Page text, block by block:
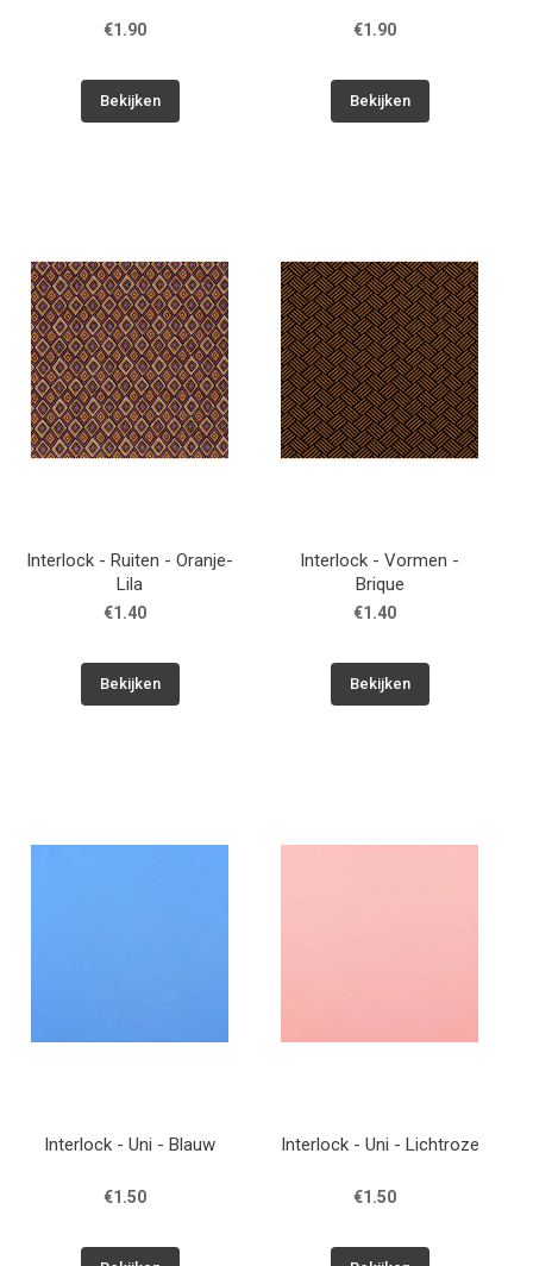
€1.90
Bekijken
€1.90
Bekijken
Interlock - Ruiten - Oranje-
Lila
€1.40
Bekijken
Interlock - Vormen -
Brique
€1.40
Bekijken
Interlock - Uni - Blauw
€1.50
Interlock - Uni - Lichtroze
€1.50